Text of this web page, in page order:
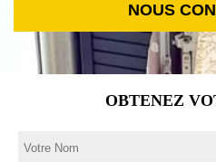
NOUS
OBTENEZ